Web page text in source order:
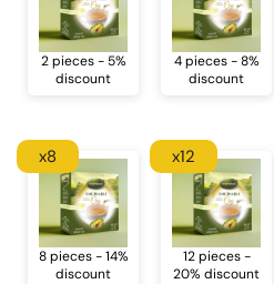
2 pieces - 5%
discount
4 pieces - 8%
discount
8 pieces - 14%
discount
x8
12 pieces -
20% discount
x12